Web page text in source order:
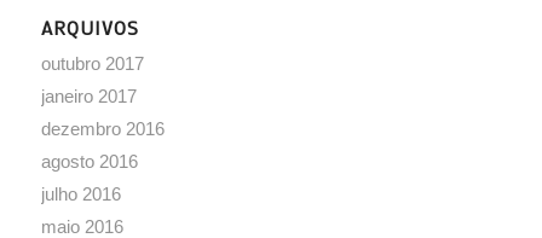
janeiro 2016
novembro 2015
outubro 2015
setembro 2015
agosto 2015
junho 2015
maio 2015